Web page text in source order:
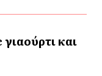
και